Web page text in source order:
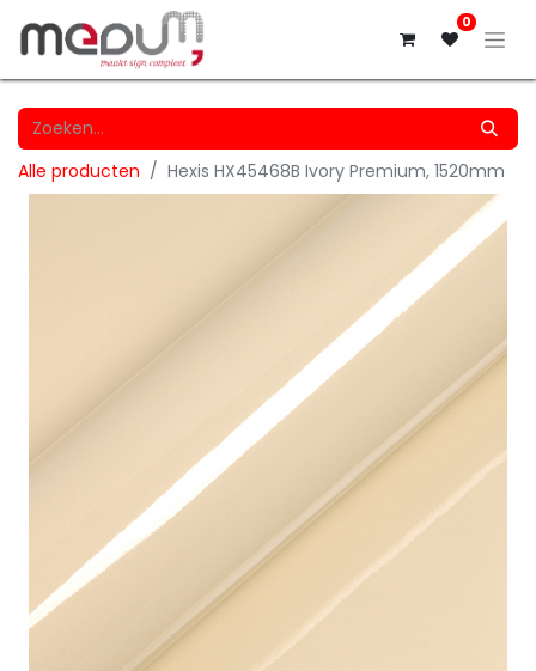
0
Alle producten Hexis HX45468B Ivory Premium, 1520mm